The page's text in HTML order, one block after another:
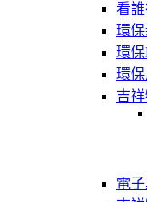
看
環
環
環
吉
電